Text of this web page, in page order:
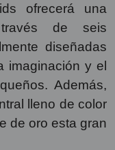
ofrecerá una
de seis
diseñadas
imaginación y el
Además,
lleno de color
de oro esta gran